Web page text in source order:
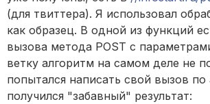
(для твиттера). Я использовал
как образец. В одной из функций
вызова метода POST с
ветку алгоритм на самом деле не
попытался написать свой вызов по
получился "забавный" результат: